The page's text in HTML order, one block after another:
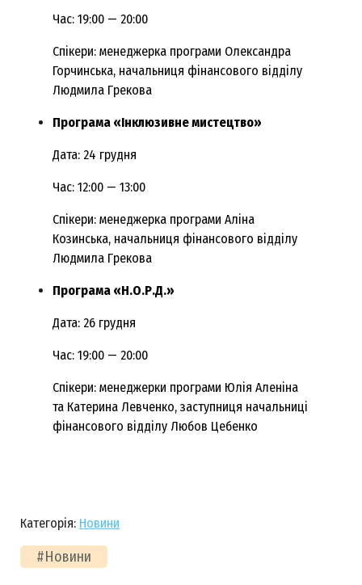
Час: 19:00 — 20:00
Спікери: менеджерка програми Олександра
Горчинська, начальниця фінансового відділу
Людмила Грекова
Програма «Інклюзивне мистецтво»
Дата: 24 грудня
Час: 12:00 — 13:00
Спікери: менеджерка програми Аліна
Козинська, начальниця фінансового відділу
Людмила Грекова
Програма «Н.О.Р.Д.»
Дата: 26 грудня
Час: 19:00 — 20:00
Спікери: менеджерки програми Юлія Аленіна
та Катерина Левченко, заступниця начальниці
фінансового відділу Любов Цебенко
Категорія: Новини
#Новини